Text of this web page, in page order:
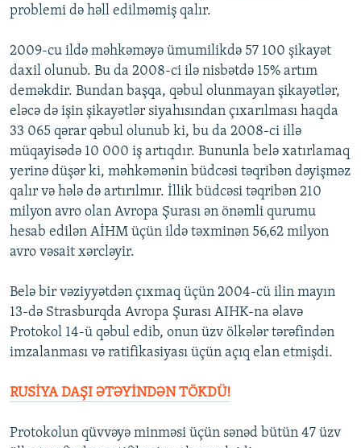
problemi də həll edilməmiş qalır.
2009-cu ildə məhkəməyə ümumilikdə 57 100 şikayət
daxil olunub. Bu da 2008-ci ilə nisbətdə 15% artım
deməkdir. Bundan başqa, qəbul olunmayan şikayətlər,
eləcə də işin şikayətlər siyahısından çıxarılması haqda
33 065 qərar qəbul olunub ki, bu da 2008-ci illə
müqayisədə 10 000 iş artıqdır. Bununla belə xatırlamaq
yerinə düşər ki, məhkəmənin büdcəsi təqribən dəyişməz
qalır və hələ də artırılmır. İllik büdcəsi təqribən 210
milyon avro olan Avropa Şurası ən önəmli qurumu
hesab edilən AİHM üçün ildə təxminən 56,62 milyon
avro vəsait xərcləyir.
Belə bir vəziyyətdən çıxmaq üçün 2004-cü ilin mayın
13-də Strasburqda Avropa Şurası AIHK-na əlavə
Protokol 14-ü qəbul edib, onun üzv ölkələr tərəfindən
imzalanması və ratifikasiyası üçün açıq elan etmişdi.
RUSİYA DAŞI ƏTƏYİNDƏN TÖKDÜ!
Protokolun qüvvəyə minməsi üçün sənəd bütün 47 üzv